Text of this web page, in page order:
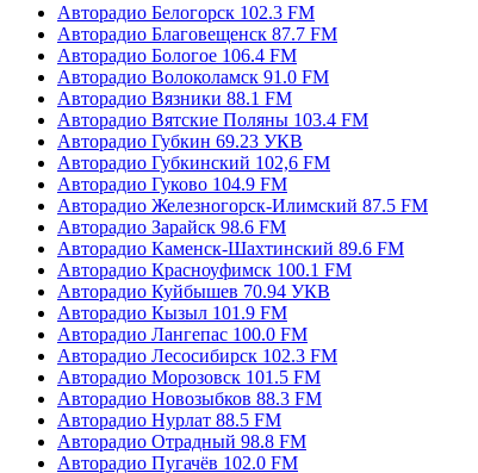
Авторадио Белогорск 102.3 FM
Авторадио Благовещенск 87.7 FM
Авторадио Бологое 106.4 FM
Авторадио Волоколамск 91.0 FM
Авторадио Вязники 88.1 FM
Авторадио Вятские Поляны 103.4 FM
Авторадио Губкин 69.23 УКВ
Авторадио Губкинский 102,6 FM
Авторадио Гуково 104.9 FM
Авторадио Железногорск-Илимский 87.5 FM
Авторадио Зарайск 98.6 FM
Авторадио Каменск-Шахтинский 89.6 FM
Авторадио Красноуфимск 100.1 FM
Авторадио Куйбышев 70.94 УКВ
Авторадио Кызыл 101.9 FM
Авторадио Лангепас 100.0 FM
Авторадио Лесосибирск 102.3 FM
Авторадио Морозовск 101.5 FM
Авторадио Новозыбков 88.3 FM
Авторадио Нурлат 88.5 FM
Авторадио Отрадный 98.8 FM
Авторадио Пугачёв 102.0 FM